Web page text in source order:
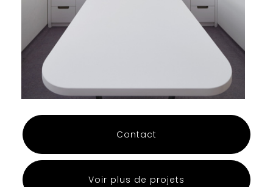
Contact
Voir plus de projets